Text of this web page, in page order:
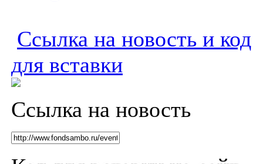
Ссылка на новость и код
для вставки
Ссылка на новость